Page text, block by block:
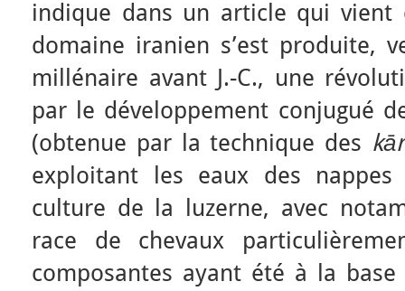
indique dans un article qui
domaine iranien s’est produite,
millénaire avant J.-C., une
par le développement conjugué
(obtenue par la technique des
exploitant les eaux des
culture de la luzerne, avec
race de chevaux
composantes ayant été à la